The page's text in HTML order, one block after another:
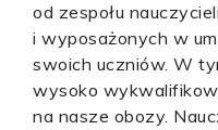
od zespołu
i wyposażonych w
swoich uczniów. W
wysoko
na nasze obozy.